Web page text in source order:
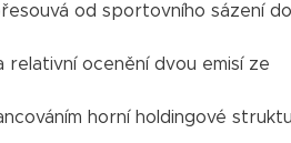
od sportovního sázení do
relativní ocenění dvou emisí ze
horní holdingové